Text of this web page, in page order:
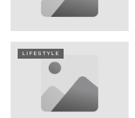
LIFESTYLE